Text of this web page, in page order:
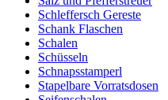
Schleffersch Gereste
Schank Flaschen
Schalen
Schüsseln
Schnapsstamperl
Stapelbare Vorratsdosen